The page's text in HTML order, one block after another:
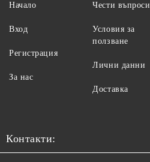
Начало
Вход
Регистрация
За нас
Чести въпроси
Условия за
ползване
Лични данни
Доставка
Контакти: